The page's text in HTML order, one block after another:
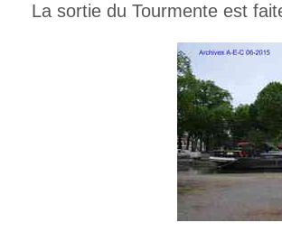
La sortie du Tourmente est